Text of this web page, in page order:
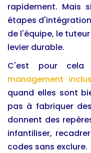
rapidement. Mais
étapes
de l'équipe, le
levier durable.
C'est pour cela
management
quand elles sont
pas à fabriquer
donnent des
infantiliser,
codes sans exclure.